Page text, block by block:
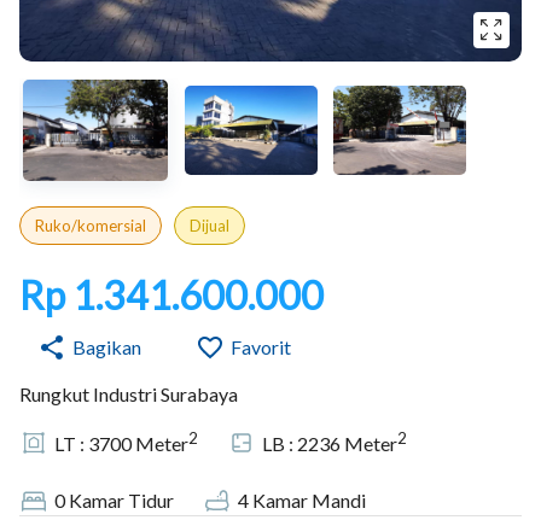
Ruko/komersial Dijual
Rp 1.341.600.000
Bagikan Favorit
Rungkut Industri Surabaya
LT : 3700Meter2 LB : 2236 Meter2
0Kamar Tidur 4 Kamar Mandi